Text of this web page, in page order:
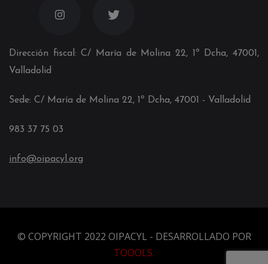
Dirección fiscal: C/ María de Molina 22, 1º Dcha, 47001,
Valladolid
Sede: C/ María de Molina 22, 1º Dcha, 4700 - Valladolid
983 37 75 03
info@oipacyl.org
© COPYRIGHT 2022 OIPACYL - DESARROLLADO POR
TOOOLS.